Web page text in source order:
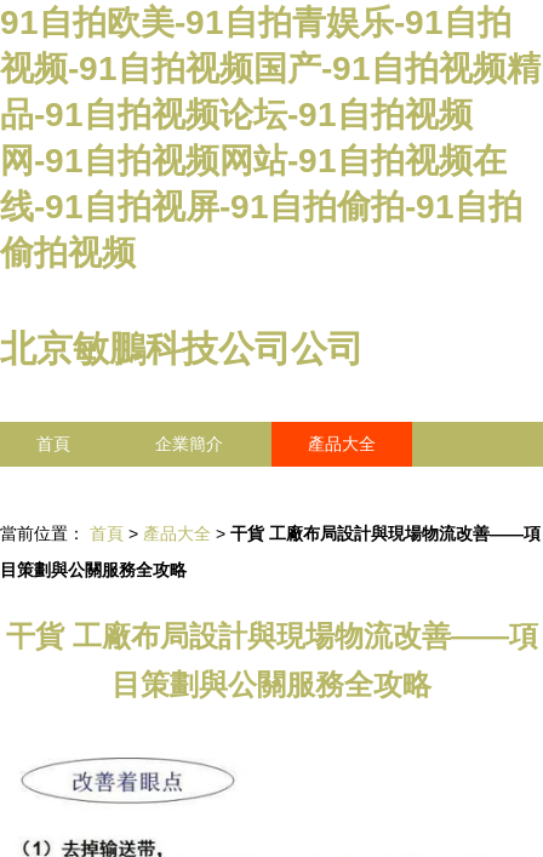
91自拍欧美-91自拍青娱乐-91自拍
视频-91自拍视频国产-91自拍视频精
品-91自拍视频论坛-91自拍视频
网-91自拍视频网站-91自拍视频在
线-91自拍视屏-91自拍偷拍-91自拍
偷拍视频
北京敏鵬科技公司公司
首頁 企業簡介 產品大全
當前位置： 首頁 > 產品大全 > 干貨 工廠布局設計與現場物流改善——項
目策劃與公關服務全攻略
干貨 工廠布局設計與現場物流改善——項
目策劃與公關服務全攻略